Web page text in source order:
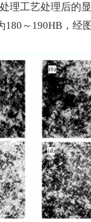
理工艺处理后的
180～190HB，经